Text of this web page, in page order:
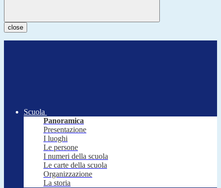
close
Scuola
Panoramica
Presentazione
I luoghi
Le persone
I numeri della scuola
Le carte della scuola
Organizzazione
La storia